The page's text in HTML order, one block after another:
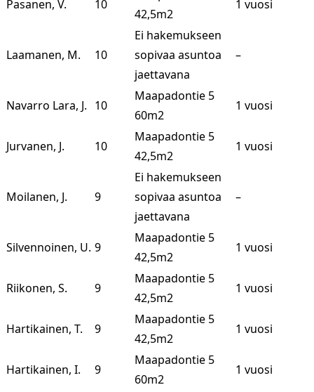
Pasanen, V. 10
42,5m2
1 vuosi
Laamanen, M. 10
Ei hakemukseen
sopivaa asuntoa
jaettavana
–
Navarro Lara, J. 10
Maapadontie 5
60m2
1 vuosi
Jurvanen, J. 10
Maapadontie 5
42,5m2
1 vuosi
Moilanen, J. 9
Ei hakemukseen
sopivaa asuntoa
jaettavana
–
Silvennoinen, U. 9
Maapadontie 5
42,5m2
1 vuosi
Riikonen, S. 9
Maapadontie 5
42,5m2
1 vuosi
Hartikainen, T. 9
Maapadontie 5
42,5m2
1 vuosi
Hartikainen, I. 9
Maapadontie 5
60m2
1 vuosi